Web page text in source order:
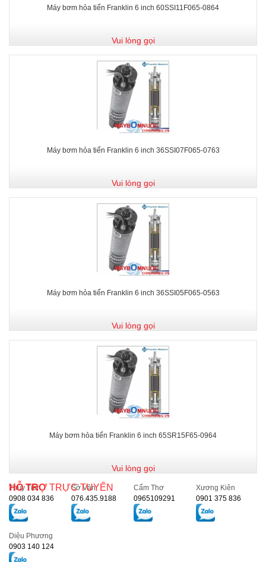
Máy bơm hỏa tiển Franklin 6 inch 60SSI11F065-0864
Vui lòng gọi
Máy bơm hỏa tiển Franklin 6 inch 36SSI07F065-0763
Vui lòng gọi
Máy bơm hỏa tiển Franklin 6 inch 36SSI05F065-0563
Vui lòng gọi
Máy bơm hỏa tiển Franklin 6 inch 65SR15F65-0964
Vui lòng gọi
HỖ TRỢ TRỰC TUYẾN
Thủy Tiên
0908 034 836
Sở Vân
076.435.9188
Cẩm Thơ
0965109291
Xương Kiên
0901 375 836
Diệu Phương
0903 140 124